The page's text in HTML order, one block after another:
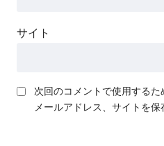
サイト
次回のコメントで使用するた
メールアドレス、サイトを保